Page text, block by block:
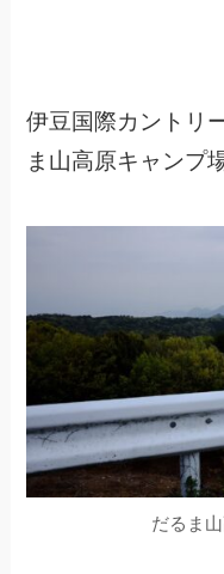
伊豆国際カントリ
ま山高原キャンプ
だるま